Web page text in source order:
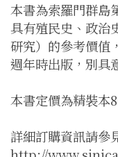
本書為索羅門群島
具有殖民史、政治
研究）的參考價值
週年時出版，別具
本書定價為精裝本
詳細訂購資訊請參